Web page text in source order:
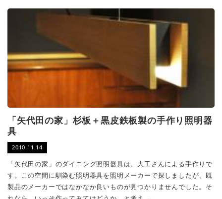
「矢代田の家」杉板＋黒皮鉄板製の手作り照明器
具
2010.11.14
「矢代田の家」のダイニング照明器具は、大工さんによる手作りで
す。この空間に馴染む照明器具を照明メーカーで探しましたが、既
製品のメーカーではなかなか良いものが見つかりませんでした。そ